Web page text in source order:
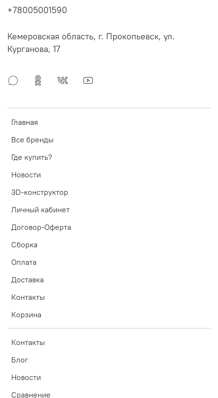
Главная
Все бренды
Где купить?
Новости
3D-конструктор
Личный кабинет
Договор-Оферта
Сборка
Оплата
Доставка
Контакты
Корзина
Контакты
Блог
Новости
Сравнение
+78005001590
Кемеровская область, г. Прокопьевск, ул.
Курганова, 17